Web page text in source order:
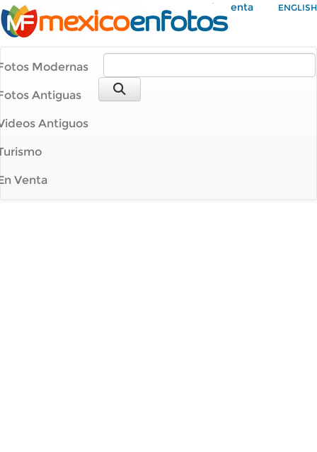
Mi Cuenta ENGLISH
Modernas
Antiguas
Antiguos
Venta